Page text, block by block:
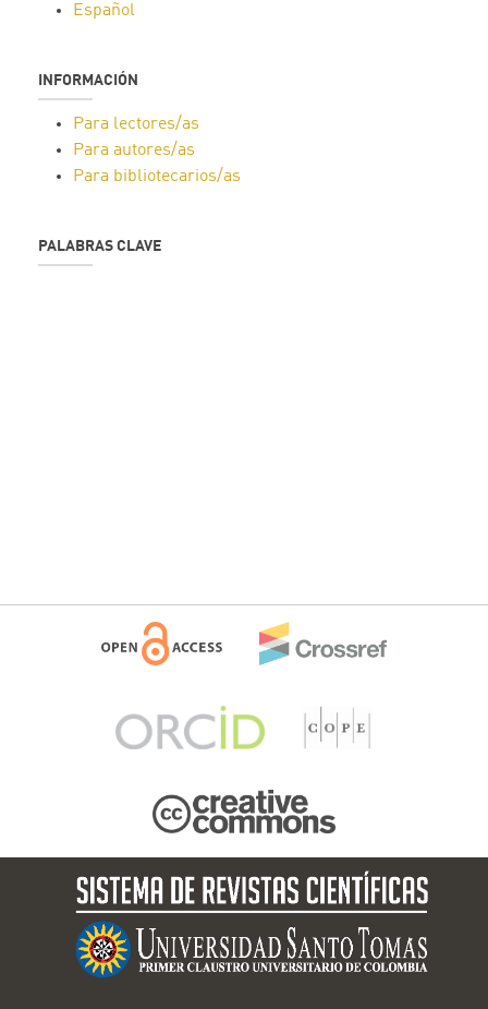
Español
INFORMACIÓN
Para lectores/as
Para autores/as
Para bibliotecarios/as
PALABRAS CLAVE